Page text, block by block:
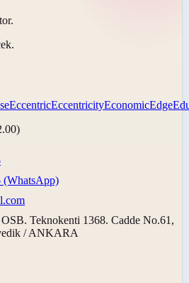
.
EccentricEccentricityEconomicEdge
(WhatsApp)
Teknokenti 1368. Cadde No.61,
/ ANKARA